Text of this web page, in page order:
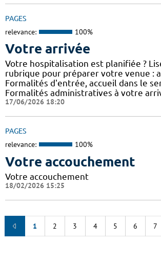
PAGES
relevance: 100%
Votre arrivée
Votre hospitalisation est planifiée ?
rubrique pour préparer votre venue :
Formalités d'entrée, accueil dans le
Formalités administratives à votre
17/06/2026 18:20
PAGES
relevance: 100%
Votre accouchement
Votre accouchement
18/02/2026 15:25
1 2 3 4 5 6 7